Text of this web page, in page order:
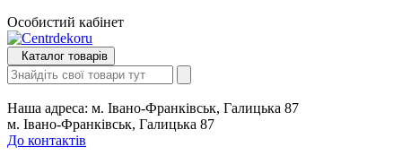
Особистий кабінет
Каталог товарів
Наша адреса: м. Івано-Франківськ, Галицька 87
м. Івано-Франківськ, Галицька 87
До контактів